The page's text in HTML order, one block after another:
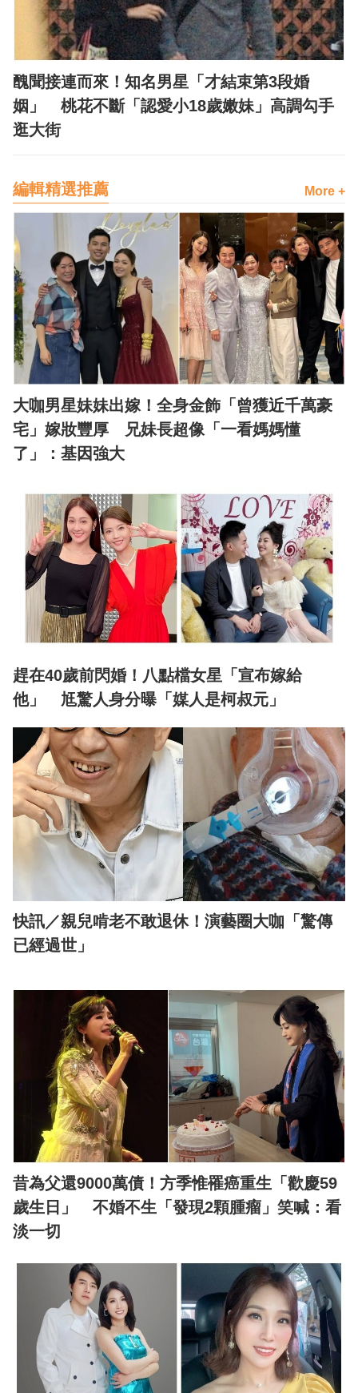
醜聞接連而來！知名男星「才結束第3段婚
姻」 桃花不斷「認愛小18歲嫩妹」高調勾手
逛大街
編輯精選推薦 More +
大咖男星妹妹出嫁！全身金飾「曾獲近千萬豪
宅」嫁妝豐厚 兄妹長超像「一看媽媽懂
了」：基因強大
趕在40歲前閃婚！八點檔女星「宣布嫁給
他」 尪驚人身分曝「媒人是柯叔元」
快訊／親兒啃老不敢退休！演藝圈大咖「驚傳
已經過世」
昔為父還9000萬債！方季惟罹癌重生「歡慶59
歲生日」 不婚不生「發現2顆腫瘤」笑喊：看
淡一切